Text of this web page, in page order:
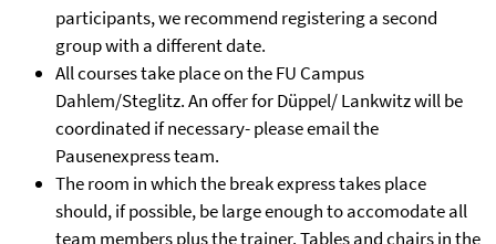
participants, we recommend registering a second
group with a different date.
All courses take place on the FU Campus
Dahlem/Steglitz. An offer for Düppel/ Lankwitz will be
coordinated if necessary- please email the
Pausenexpress team.
The room in which the break express takes place
should, if possible, be large enough to accomodate all
team members plus the trainer. Tables and chairs in the